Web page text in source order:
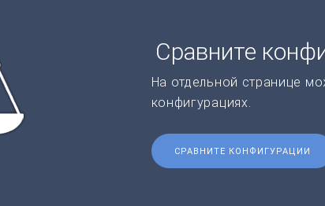
Сравните
На отдельной странице
конфигурациях.
СРАВНИТЕ КОНФИГУРАЦИИ